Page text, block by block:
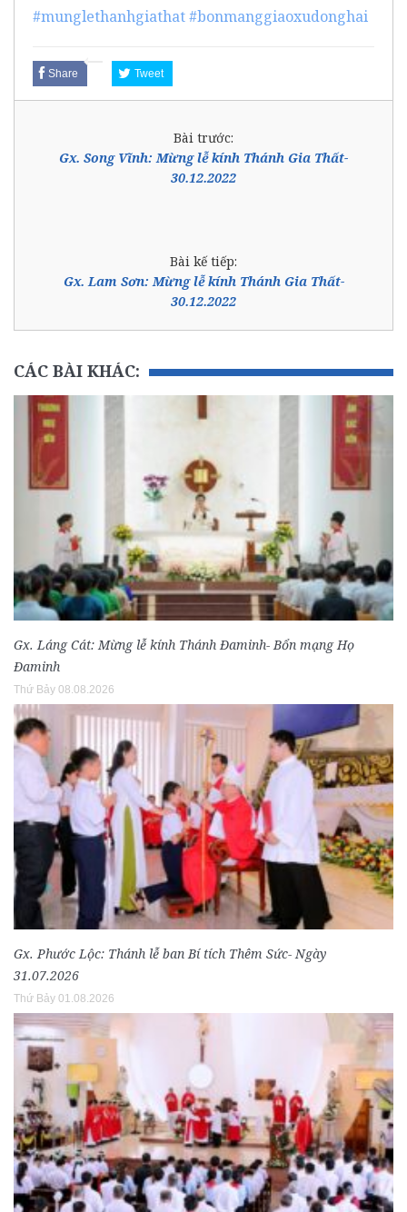
#munglethanhgiathat#bonmanggiaoxudonghai
Share Tweet
Bài trước:
Gx. Song Vĩnh: Mừng lễ kính Thánh Gia Thất-
30.12.2022
Bài kế tiếp:
Gx. Lam Sơn: Mừng lễ kính Thánh Gia Thất-
30.12.2022
CÁC BÀI KHÁC:
Gx. Láng Cát: Mừng lễ kính Thánh Đaminh- Bổn mạng Họ
Đaminh
Thứ Bảy 08.08.2026
Gx. Phước Lộc: Thánh lễ ban Bí tích Thêm Sức- Ngày
31.07.2026
Thứ Bảy 01.08.2026